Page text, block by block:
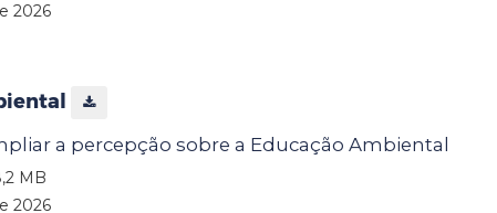
2026
a percepção sobre a Educação Ambiental
MB
2026